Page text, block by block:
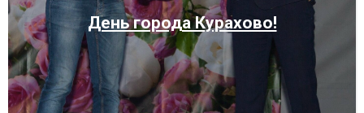
День города Курахово!